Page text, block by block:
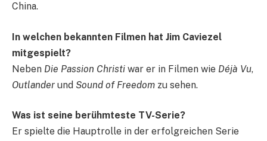
China.
In welchen bekannten Filmen hat Jim Caviezel
mitgespielt?
Neben Die Passion Christi war er in Filmen wie Déjà Vu,
Outlander und Sound of Freedom zu sehen.
Was ist seine berühmteste TV-Serie?
Er spielte die Hauptrolle in der erfolgreichen Serie